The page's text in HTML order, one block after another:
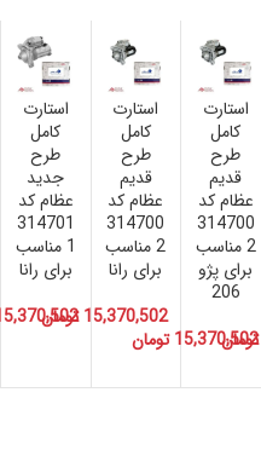
تومان
استارت
کامل
طرح
قدیم
عظام کد
314700
2 مناسب
برای پژو
206
15,370,502 تومان
استارت
کامل
طرح
قدیم
عظام کد
314700
2 مناسب
برای رانا
15,370,502 تومان
استارت
کامل
طرح
جدید
عظام کد
314701
1 مناسب
برای رانا